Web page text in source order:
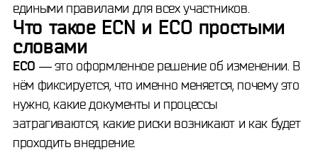
едиными правилами для всех участников.
Что такое ECN и ECO простыми
словами
ECO — это оформленное решение об изменении. В
нём фиксируется, что именно меняется, почему это
нужно, какие документы и процессы
затрагиваются, какие риски возникают и как будет
проходить внедрение.